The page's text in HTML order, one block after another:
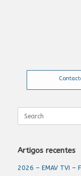
for:
Artigos recentes
2026 – EMAV TVI –